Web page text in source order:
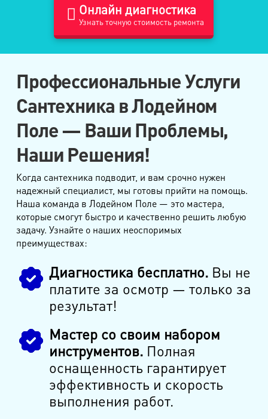
Онлайн диагностика
Узнать точную стоимость ремонта
Профессиональные Услуги
Сантехника в Лодейном
Поле — Ваши Проблемы,
Наши Решения!
Когда сантехника подводит, и вам срочно нужен
надежный специалист, мы готовы прийти на помощь.
Наша команда в Лодейном Поле — это мастера,
которые смогут быстро и качественно решить любую
задачу. Узнайте о наших неоспоримых
преимуществах:
Диагностика бесплатно.Вы не
платите за осмотр — только за
результат!
Мастер со своим набором
инструментов.Полная
оснащенность гарантирует
эффективность и скорость
выполнения работ.